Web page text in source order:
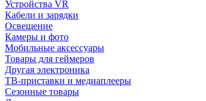
Устройства VR
Кабели и зарядки
Освещение
Камеры и фото
Мобильные аксессуары
Товары для геймеров
Другая электроника
ТВ-приставки и медиаплееры
Сезонные товары